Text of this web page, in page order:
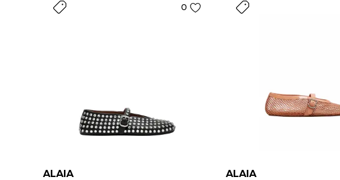
0
ALAIA ALAIA